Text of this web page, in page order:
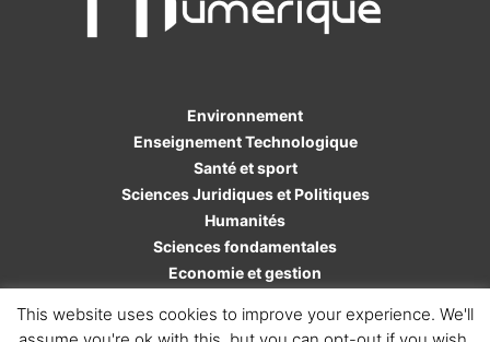
Environnement
Enseignement Technologique
Santé et sport
Sciences Juridiques et Politiques
Humanités
Sciences fondamentales
Economie et gestion
This website uses cookies to improve your experience. We'll